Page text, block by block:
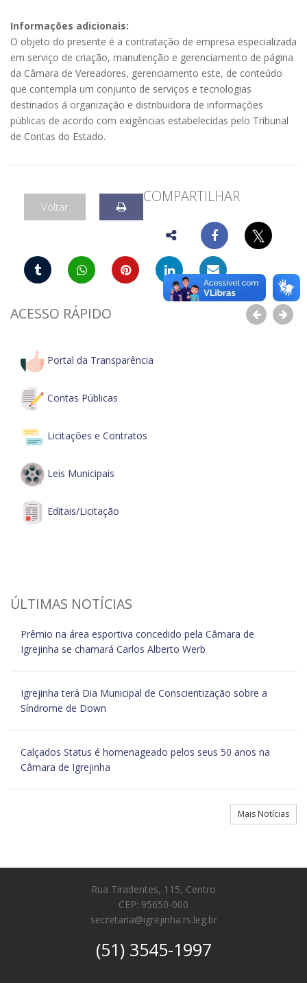
Informações adicionais:
O objeto do presente é a contratação de empresa especializada
em serviço de criação, manutenção e gerenciamento de página
da Câmara de Vereadores, gerenciamento este, de conteúdo
que contempla um conjunto de serviços e tecnologias
destinados á organização e distribuidora de informações
públicas de acordo com exigências estabelecidas pelo Tribunal
de Contas do Estado.
Voltar
COMPARTILHAR
𝕏
ACESSO RÁPIDO Anterior
Portal da Transparência
Contas Públicas
Licitações e Contratos
Leis Municipais
Editais/Licitação
ÚLTIMAS NOTÍCIAS
Prêmio na área esportiva concedido pela Câmara de
Igrejinha se chamará Carlos Alberto Werb
Igrejinha terá Dia Municipal de Conscientização sobre a
Síndrome de Down
Calçados Status é homenageado pelos seus 50 anos na
Câmara de Igrejinha
Mais Notícias
Rua Tiradentes, 115, Centro
CEP: 95650-000
secretaria@igrejinha.rs.leg.br
(51) 3545-1997